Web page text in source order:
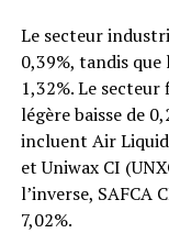
Le secteur
0,39%, tandis
1,32%. Le
légère baisse de
incluent Air
et Uniwax CI
l’inverse, SAFCA
7,02%.